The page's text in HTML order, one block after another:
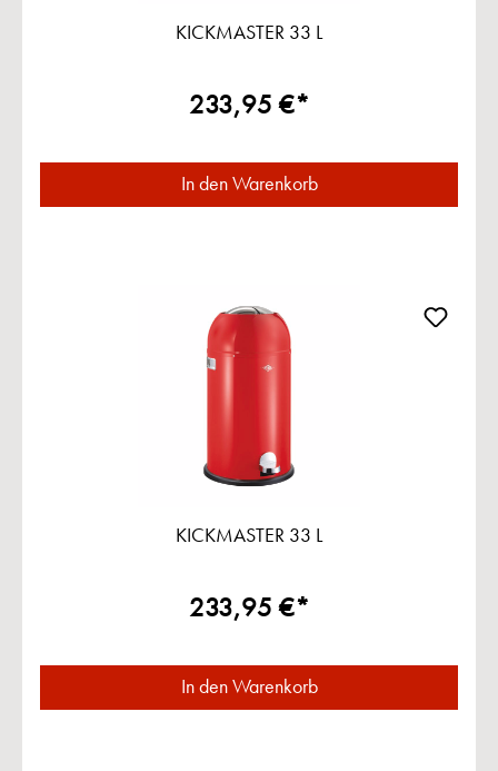
KICKMASTER 33 L
233,95 €*
In den Warenkorb
KICKMASTER 33 L
233,95 €*
In den Warenkorb